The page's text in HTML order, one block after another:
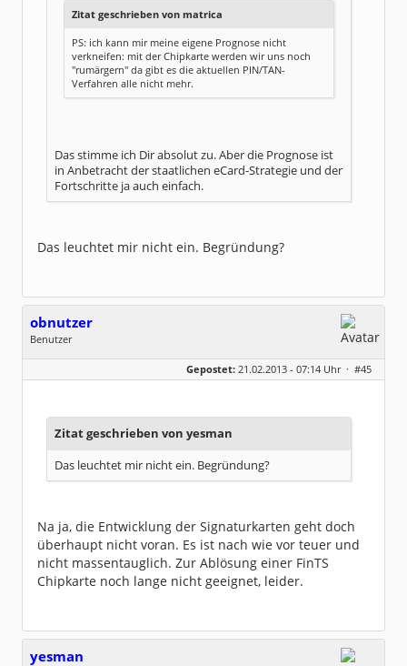
Zitat geschrieben von matrica
PS: ich kann mir meine eigene Prognose nicht
verkneifen: mit der Chipkarte werden wir uns noch
"rumärgern" da gibt es die aktuellen PIN/TAN-
Verfahren alle nicht mehr.
Das stimme ich Dir absolut zu. Aber die Prognose ist
in Anbetracht der staatlichen eCard-Strategie und der
Fortschritte ja auch einfach.
Das leuchtet mir nicht ein. Begründung?
obnutzer
Benutzer
Geschlecht:
keine Angabe
Dabei seit:
03 / 2010
Gepostet: 21.02.2013 - 07:14 Uhr · #45
Zitat geschrieben von yesman
Das leuchtet mir nicht ein. Begründung?
Na ja, die Entwicklung der Signaturkarten geht doch
überhaupt nicht voran. Es ist nach wie vor teuer und
nicht massentauglich. Zur Ablösung einer FinTS
Chipkarte noch lange nicht geeignet, leider.
yesman